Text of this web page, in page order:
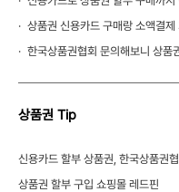
상품권 Tip
신용카드 할부 상품권, 한국상품권
상품권 할부 구입 쇼핑몰 레드핀